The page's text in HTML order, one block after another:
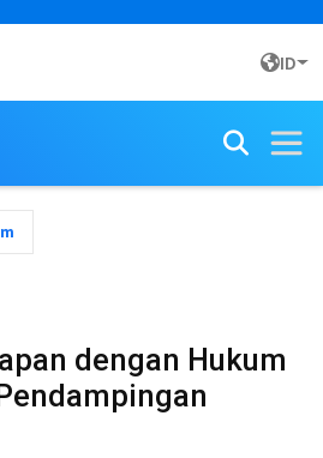
ID
dengan Hukum